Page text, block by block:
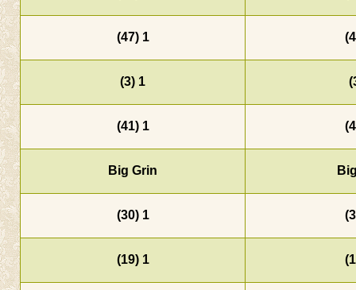
1 (47)
1 (3)
1 (41)
Big Grin
1 (30)
1 (19)